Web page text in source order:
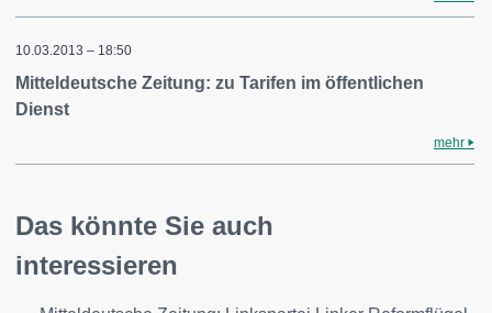
10.03.2013 – 18:50
Mitteldeutsche Zeitung: zu Tarifen im öffentlichen
Dienst
mehr
Das könnte Sie auch
interessieren